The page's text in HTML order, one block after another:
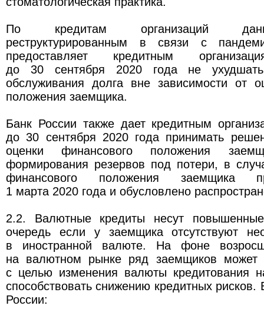
По кредитам организаций
реструктурированным в связи с
предоставляет кредитным
до 30 сентября 2020 года не ухудшать
обслуживания долга вне зависимости от
положения заемщика.
Банк России также дает кредитным
до 30 сентября 2020 года принимать
оценки финансового положения
формирования резервов под потери, в
финансового положения заемщика
1 марта 2020 года и обусловлено
2.2. Валютные кредиты несут
очередь если у заемщика отсутствуют
в иностранной валюте. На фоне
на валютном рынке ряд заемщиков может
с целью изменения валюты кредитования
способствовать снижению кредитных рисков.
России: